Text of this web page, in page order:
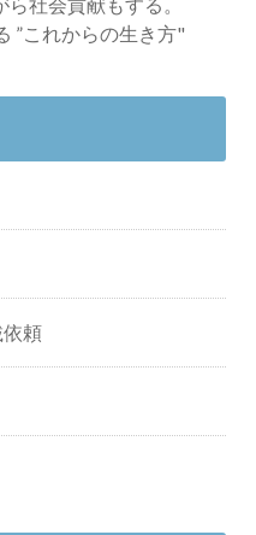
社会貢献もする。
”これからの生き方"
頼